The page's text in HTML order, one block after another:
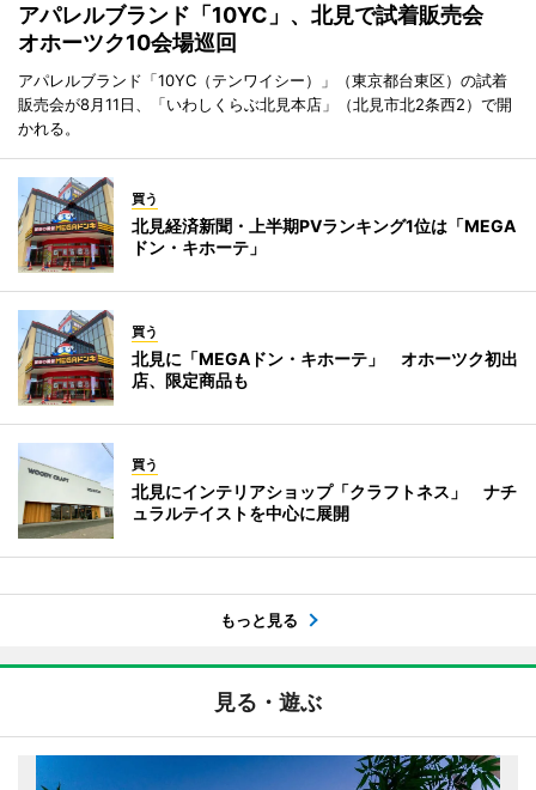
アパレルブランド「10YC」、北見で試着販売会
オホーツク10会場巡回
アパレルブランド「10YC（テンワイシー）」（東京都台東区）の試着
販売会が8月11日、「いわしくらぶ北見本店」（北見市北2条西2）で開
かれる。
買う
北見経済新聞・上半期PVランキング1位は「MEGA
ドン・キホーテ」
買う
北見に「MEGAドン・キホーテ」 オホーツク初出
店、限定商品も
買う
北見にインテリアショップ「クラフトネス」 ナチ
ュラルテイストを中心に展開
もっと見る
見る・遊ぶ